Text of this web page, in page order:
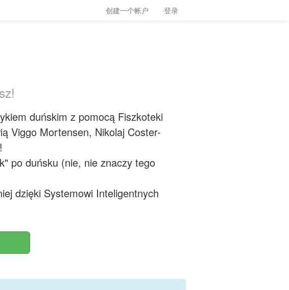
创建一个帐户 登录
duńskim z pomocą Fiszkoteki
Viggo Mortensen, Nikolaj Coster-
po duńsku (nie, nie znaczy tego
dzięki Systemowi Inteligentnych